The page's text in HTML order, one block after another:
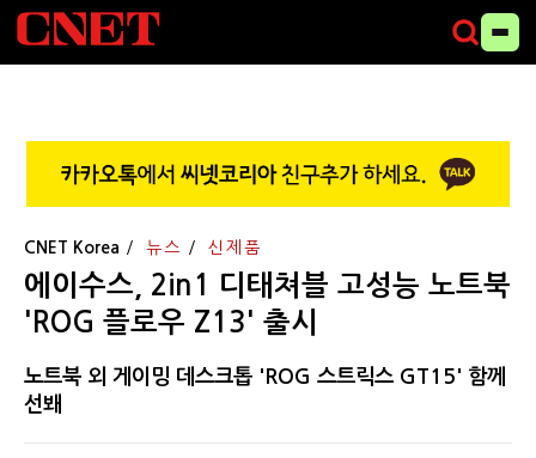
CNET Korea 뉴스 신제품
에이수스, 2in1 디태쳐블 고성능 노트북
'ROG 플로우 Z13' 출시
노트북 외 게이밍 데스크톱 'ROG 스트릭스 GT15' 함께
선봬